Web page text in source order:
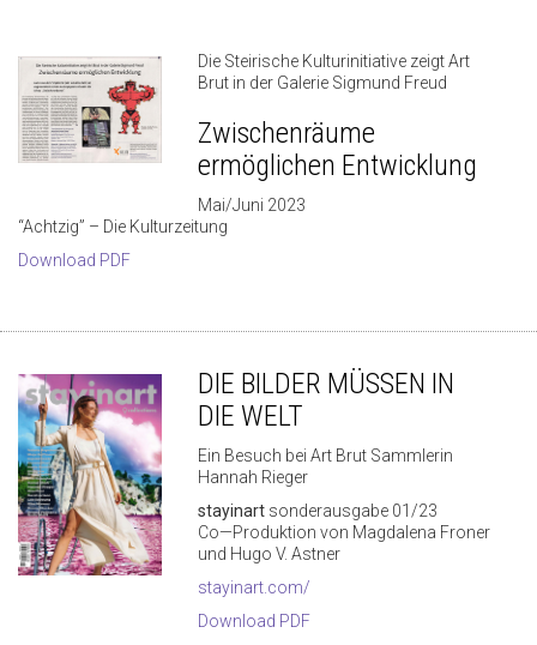
Die Steirische Kulturinitiative zeigt Art
Brut in der Galerie Sigmund Freud
Zwischenräume
ermöglichen Entwicklung
Mai/Juni 2023
“Achtzig” – Die Kulturzeitung
Download PDF
DIE BILDER MÜSSEN IN
DIE WELT
Ein Besuch bei Art Brut Sammlerin
Hannah Rieger
stayinart sonderausgabe 01/23
Co—Produktion von Magdalena Froner
und Hugo V. Astner
stayinart.com/
Download PDF